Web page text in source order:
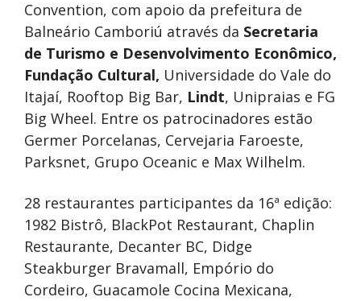
Convention, com apoio da prefeitura de
Balneário Camboriú através da Secretaria
de Turismo e Desenvolvimento Econômico,
Fundação Cultural, Universidade do Vale do
Itajaí, Rooftop Big Bar, Lindt, Unipraias e FG
Big Wheel. Entre os patrocinadores estão
Germer Porcelanas, Cervejaria Faroeste,
Parksnet, Grupo Oceanic e Max Wilhelm.
28 restaurantes participantes da 16ª edição:
1982 Bistrô, BlackPot Restaurant, Chaplin
Restaurante, Decanter BC, Didge
Steakburger Bravamall, Empório do
Cordeiro, Guacamole Cocina Mexicana,